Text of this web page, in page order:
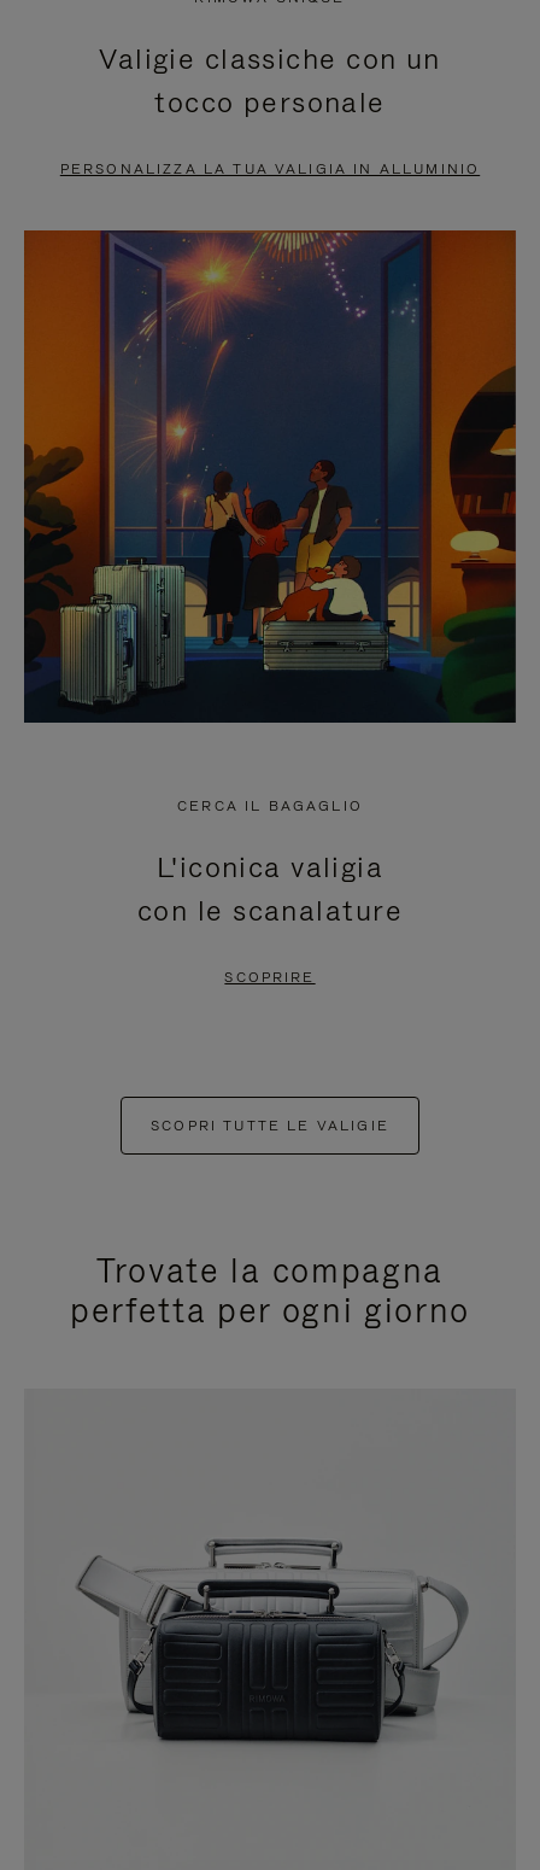
PAUSA,
PREMERE
METTERLO
PAUSA
PREMI
PER
ATTIVARE
Valigie classiche con un
tocco personale
PERSONALIZZA LA TUA VALIGIA IN ALLUMINIO
CERCA IL BAGAGLIO
L'iconica valigia
con le scanalature
SCOPRIRE
SCOPRI TUTTE LE VALIGIE
Trovate la compagna
perfetta per ogni giorno